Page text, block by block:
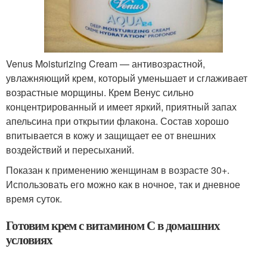
Venus Moisturizing Cream — антивозрастной,
увлажняющий крем, который уменьшает и сглаживает
возрастные морщины. Крем Венус сильно
концентрированный и имеет яркий, приятный запах
апельсина при открытии флакона. Состав хорошо
впитывается в кожу и защищает ее от внешних
воздействий и пересыханий.
Показан к применению женщинам в возрасте 30+.
Использовать его можно как в ночное, так и дневное
время суток.
Готовим крем с витамином С в домашних
условиях